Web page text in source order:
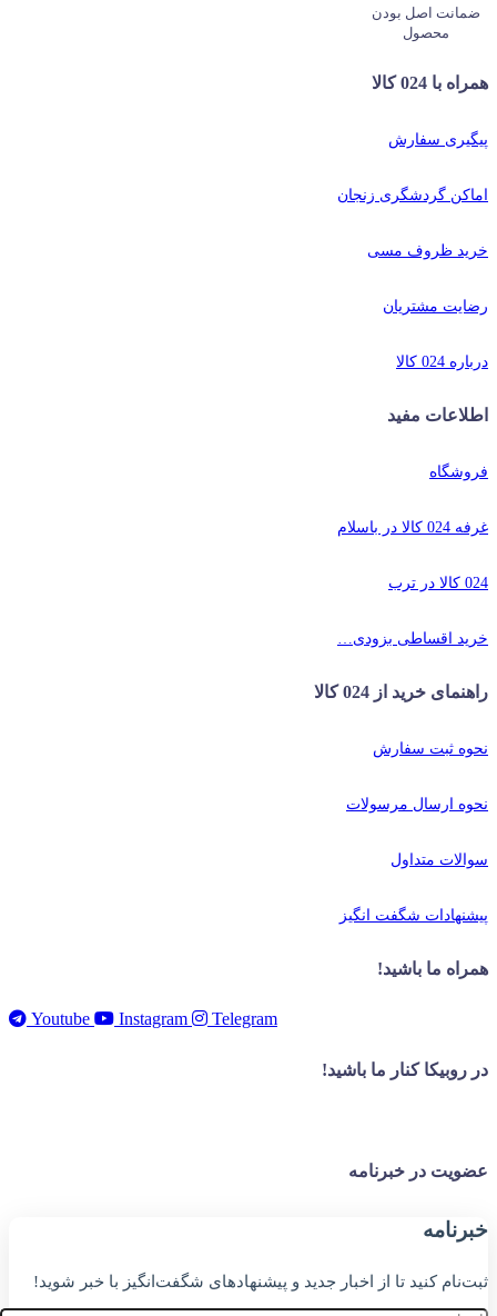
ضمانت اصل بودن
محصول
همراه با 024 کالا
پیگیری سفارش
اماکن گردشگری زنجان
خرید ظروف مسی
رضایت مشتریان
درباره 024 کالا
اطلاعات مفید
فروشگاه
غرفه 024 کالا در باسلام
024 کالا در ترب
خرید اقساطی بزودی…
راهنمای خرید از 024 کالا
نحوه ثبت سفارش
نحوه ارسال مرسولات
سوالات متداول
پیشنهادات شگفت انگیز
همراه ما باشید!
Youtube Instagram Telegram
در روبیکا کنار ما باشید!
عضویت در خبرنامه
خبر‌نامه
ثبت‌نام کنید تا از اخبار جدید و پیشنهاد‌های شگفت‌انگیز با خبر شوید!